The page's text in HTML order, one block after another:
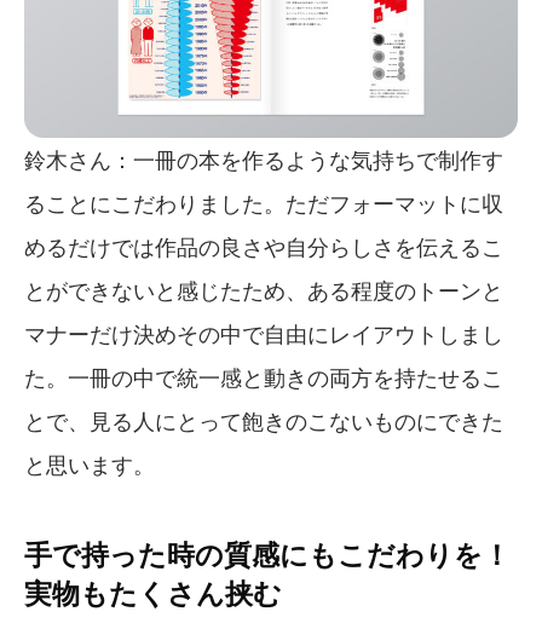
鈴木さん：一冊の本を作るような気持ちで制作す
ることにこだわりました。ただフォーマットに収
めるだけでは作品の良さや自分らしさを伝えるこ
とができないと感じたため、ある程度のトーンと
マナーだけ決めその中で自由にレイアウトしまし
た。一冊の中で統一感と動きの両方を持たせるこ
とで、見る人にとって飽きのこないものにできた
と思います。
手で持った時の質感にもこだわりを！
実物もたくさん挟む